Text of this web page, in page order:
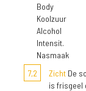
Body
Koolzuur
Alcohol
Intensit.
Nasmaak
7,2
Zicht De
is frisgeel